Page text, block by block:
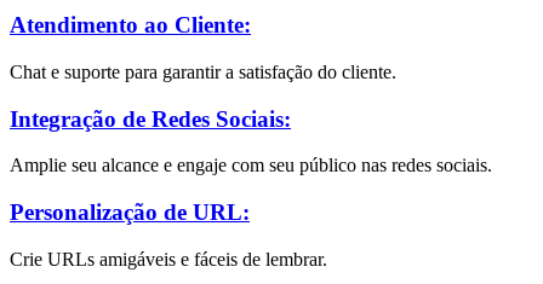
Atendimento ao Cliente:
Chat e suporte para garantir a satisfação do cliente.
Integração de Redes Sociais:
Amplie seu alcance e engaje com seu público nas redes sociais.
Personalização de URL:
Crie URLs amigáveis e fáceis de lembrar.